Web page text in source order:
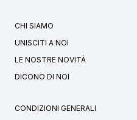
CHI SIAMO
UNISCITI A NOI
LE NOSTRE NOVITÀ
DICONO DI NOI
CONDIZIONI GENERALI